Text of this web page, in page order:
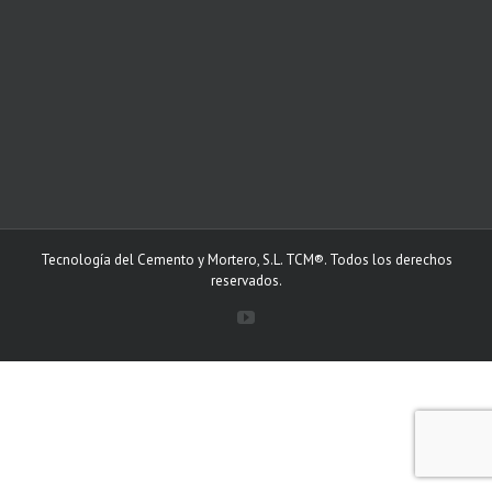
Tecnología del Cemento y Mortero, S.L. TCM®. Todos los derechos
reservados.
YouTube